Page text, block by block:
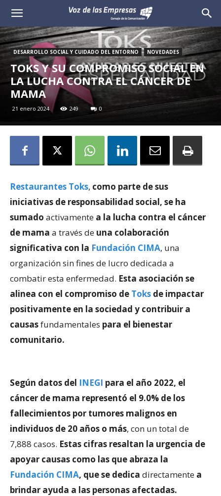
Voz
de
las
Empresas
DESARROLLO SOCIAL Y CUIDADO DEL ENTORNO NOVEDADES
TOKS Y SU COMPROMISO SOCIAL EN
LA LUCHA CONTRA EL CÁNCER DE
MAMA
21 enero 2024 249 0
Restaurantes Toks, como parte de sus
iniciativas de responsabilidad social, se ha
sumado activamente a la lucha contra el cáncer
de mama a través de una colaboración
significativa con la Fundación CIMA, una
organización sin fines de lucro dedicada a
combatir esta enfermedad. Esta asociación se
alinea con el compromiso de Toks de impactar
positivamente en la sociedad y contribuir a
causasfundamentales para el bienestar
comunitario.
Según datos del INEGI para el año 2022, el
cáncer de mama representó el 9.0% de los
fallecimientos por tumores malignos en
individuos de 20 años o más, con un total de
7,888 casos. Estas cifras resaltan la urgencia de
apoyar causas como las que abraza la
Fundación CIMA, que se dedica directamente a
brindar ayuda a las personas afectadas.